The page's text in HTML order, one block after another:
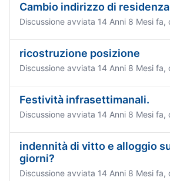
Cambio indirizzo di
Discussione avviata 14 Anni 8 Mesi fa,
ricostruzione posizione
Discussione avviata 14 Anni 8 Mesi fa,
Festività infrasettimanali.
Discussione avviata 14 Anni 8 Mesi fa,
indennità di vitto e alloggio
giorni?
Discussione avviata 14 Anni 8 Mesi fa,